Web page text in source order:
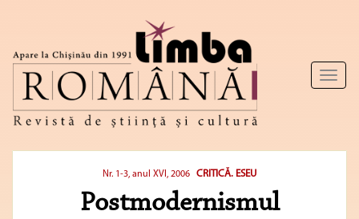
Toggle
Nr. 1-3, anul XVI, 2006 CRITICĂ. ESEU
Postmodernismul